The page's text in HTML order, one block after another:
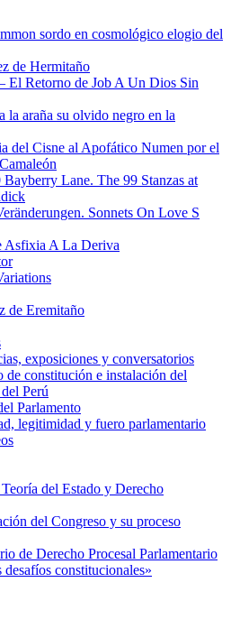
sordo en cosmológico elogio del
de Hermitaño
El Retorno de Job A Un Dios Sin
la araña su olvido negro en la
del Cisne al Apofático Numen por el
Lane. The 99 Stanzas at
Sonnets On Love S
Asfixia A La Deriva
de Eremitaño
exposiciones y conversatorios
de constitución e instalación del
Perú
Parlamento
legitimidad y fuero parlamentario
del Estado y Derecho
del Congreso y su proceso
de Derecho Procesal Parlamentario
constitucionales»